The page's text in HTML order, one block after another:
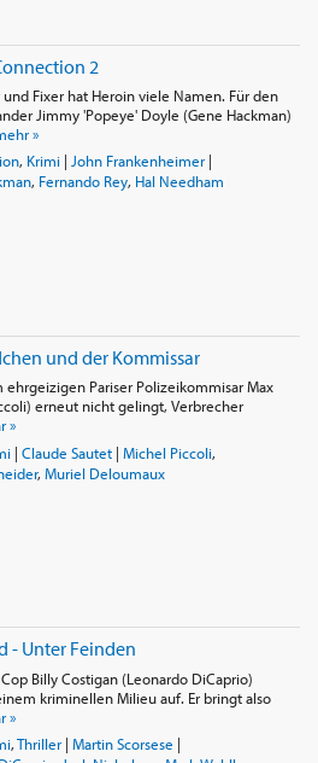
2
und Fixer hat Heroin viele Namen. Für den
Jimmy 'Popeye' Doyle (Gene Hackman)
»
, Krimi| John Frankenheimer|
, Fernando Rey, Hal Needham
und der Kommissar
ehrgeizigen Pariser Polizeikommisar Max
erneut nicht gelingt, Verbrecher
»
| Claude Sautet| Michel Piccoli,
, Muriel Deloumaux
- Unter Feinden
Billy Costigan (Leonardo DiCaprio)
kriminellen Milieu auf. Er bringt also
»
,Thriller| Martin Scorsese |